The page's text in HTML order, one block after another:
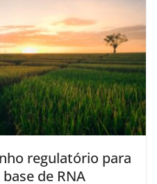
regulatório para
de RNA